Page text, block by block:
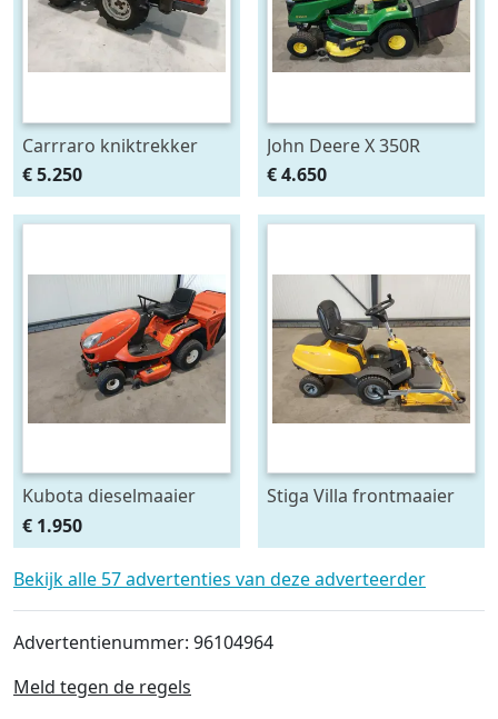
Carrraro kniktrekker
€ 5.250
John Deere X 350R
zitmaaier
€ 4.650
Kubota dieselmaaier
€ 1.950
Stiga Villa frontmaaier
Bekijk alle 57 advertenties van deze adverteerder
Advertentienummer: 96104964
Meld tegen de regels